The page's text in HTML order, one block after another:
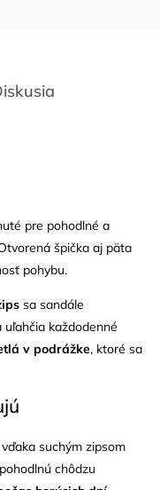
pre pohodlné a
špička aj päta
pohybu.
sa sandále
každodenné
v podrážke, ktoré sa
vďaka suchým zipsom
chôdzu